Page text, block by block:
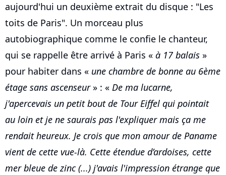
aujourd'hui un deuxième extrait du disque : "Les
toits de Paris". Un morceau plus
autobiographique comme le confie le chanteur,
qui se rappelle être arrivé à Paris « à 17 balais »
pour habiter dans « une chambre de bonne au 6ème
étage sans ascenseur» : « De ma lucarne,
j'apercevais un petit bout de Tour Eiffel qui pointait
au loin et je ne saurais pas l'expliquer mais ça me
rendait heureux. Je crois que mon amour de Paname
vient de cette vue-là. Cette étendue d’ardoises, cette
mer bleue de zinc (...) j'avais l'impression étrange que